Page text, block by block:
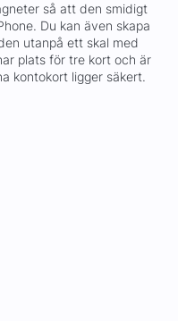
så att den smidigt
Du kan även skapa
utanpå ett skal med
plats för tre kort och är
kontokort ligger säkert.